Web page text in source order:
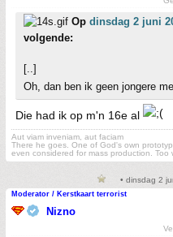
Op dinsdag 2 juni
volgende:
[..]
Oh, dan ben ik geen jongere
Die had ik op m'n 16e al
Aut viam inveniam, aut faciam
There he goes. One of God's own
even considered for mass production. Too
• dinsdag 2
Moderator / Kerstkaart terrorist
Nizno